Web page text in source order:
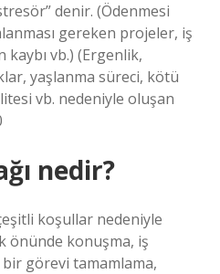
denir. (Ödenmesi
gereken projeler, iş
vb.) (Ergenlik,
yaşlanma süreci, kötü
vb. nedeniyle oluşan
nedir?
koşullar nedeniyle
önünde konuşma, iş
görevi tamamlama,